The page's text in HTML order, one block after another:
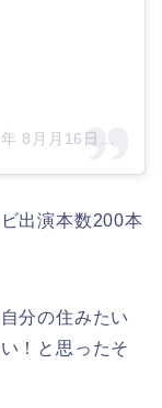
月16日午後8時52分PDT
出演本数200本
分の住みたい
！と思ったそ